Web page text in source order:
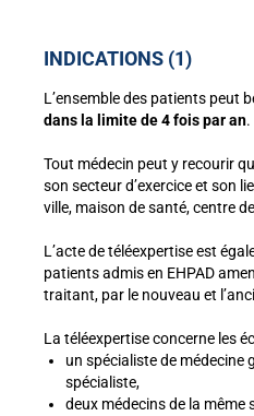
INDICATIONS (1)
L’ensemble des patients peut
dans la limite de 4 fois par an.
Tout médecin peut y recourir
son secteur d’exercice et son
ville, maison de santé, centre
L’acte de téléexpertise est
patients admis en EHPAD
traitant, par le nouveau et
La téléexpertise concerne les
un spécialiste de médecine
spécialiste,
deux médecins de la même